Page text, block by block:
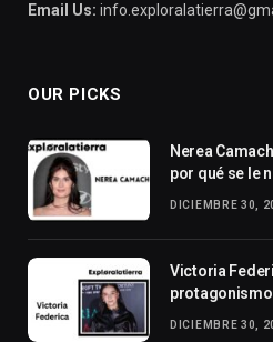
Email Us:
OUR PICKS
Nerea
por qué se le
DICIEMBRE 30,
Victoria
DICIEMBRE 30,